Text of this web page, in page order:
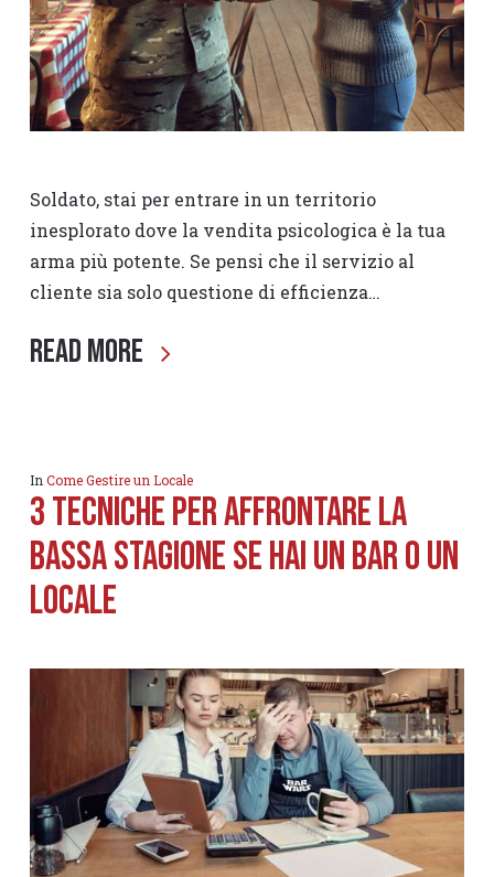
Soldato, stai per entrare in un territorio
inesplorato dove la vendita psicologica è la tua
arma più potente. Se pensi che il servizio al
cliente sia solo questione di efficienza…
Read More
InCome Gestire un Locale
3 Tecniche per affrontare la
Bassa Stagione se hai un Bar o un
Locale